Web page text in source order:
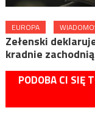
EUROPA
Zełenski
kradnie
PODOBA CI SIĘ